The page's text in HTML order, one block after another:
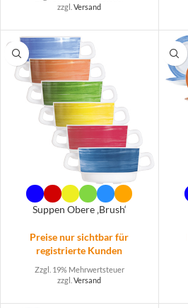
zzgl.Versand
Suppen Obere ‚Brush‘
Preise nur sichtbar für
registrierte Kunden
Zzgl. 19% Mehrwertsteuer
zzgl.Versand